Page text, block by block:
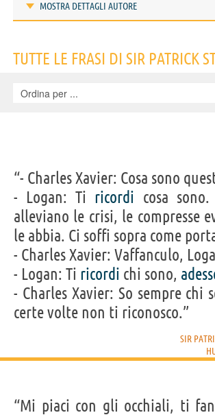
MOSTRA DETTAGLI AUTORE
IDENTIKIT E DATI ANAGRAFICI
Nome
Patrick Hawes
Cognome Stewart
Pseudonimo Patrick Stewart
Titolo Sir
Nato 13 luglio 1940
Sesso maschile
Nazionalità britannica
Professione attore,doppiatore
Segno zodiacale Cancro
FILM/SERIE TV/CARTONI DI SIR PATRICK
copertura nel... Wolverine
TUTTE LE FRASI DI SIR PATRICK
“- Charles Xavier: Cosa sono
- Logan: Ti ricordi cosa
alleviano le crisi, le compresse
le abbia. Ci soffi sopra come
- Charles Xavier: Vaffanculo,
- Logan: Ti ricordi chi sono,
- Charles Xavier: So sempre chi
certe volte non ti riconosco.”
SIR
“Mi piaci con gli occhiali, ti